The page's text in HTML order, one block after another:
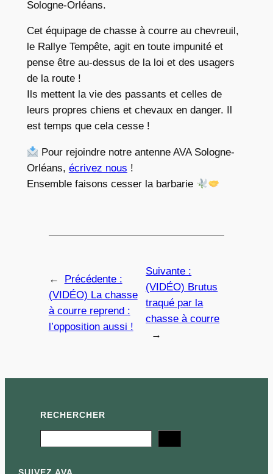
Sologne-Orléans.
Cet équipage de chasse à courre au chevreuil,
le Rallye Tempête, agit en toute impunité et
pense être au-dessus de la loi et des usagers
de la route !
Ils mettent la vie des passants et celles de
leurs propres chiens et chevaux en danger. Il
est temps que cela cesse !
Pour rejoindre notre antenne AVA Sologne-
Orléans, écrivez nous !
Ensemble faisons cesser la barbarie
←
Précédente :
(VIDÉO) La chasse
à courre reprend :
l’opposition aussi !
Suivante :
(VIDÉO) Brutus
traqué par la
chasse à courre
→
RECHERCHER